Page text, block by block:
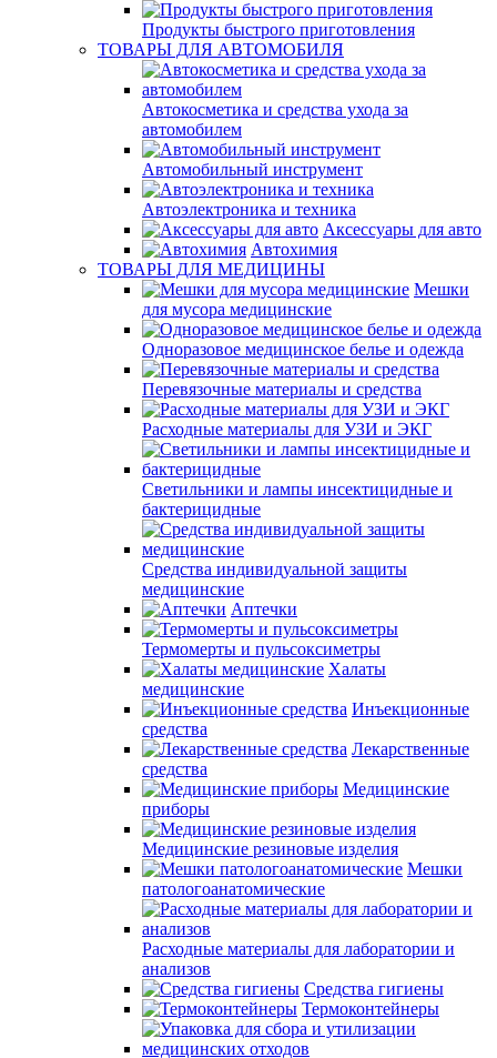
Продукты быстрого приготовления
ТОВАРЫ ДЛЯ АВТОМОБИЛЯ
Автокосметика и средства ухода за
автомобилем
Автомобильный инструмент
Автоэлектроника и техника
Аксессуары для авто
Автохимия
ТОВАРЫ ДЛЯ МЕДИЦИНЫ
Мешки
для мусора медицинские
Одноразовое медицинское белье и одежда
Перевязочные материалы и средства
Расходные материалы для УЗИ и ЭКГ
Светильники и лампы инсектицидные и
бактерицидные
Средства индивидуальной защиты
медицинские
Аптечки
Термомерты и пульсоксиметры
Халаты
медицинские
Инъекционные
средства
Лекарственные
средства
Медицинские
приборы
Медицинские резиновые изделия
Мешки
патологоанатомические
Расходные материалы для лаборатории и
анализов
Средства гигиены
Термоконтейнеры